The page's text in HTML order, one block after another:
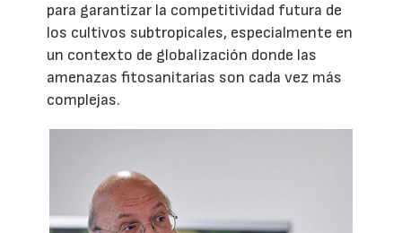
para garantizar la competitividad futura de
los cultivos subtropicales, especialmente en
un contexto de globalización donde las
amenazas fitosanitarias son cada vez más
complejas.